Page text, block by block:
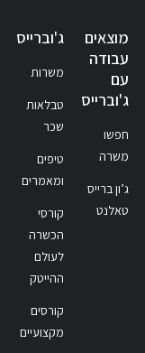
מוצאים
עבודה
עם
ג'וברייס
חפשו
משרה
ג’ון ברייס
טאלנט
ג'וברייס
משרות
טבלאות
שכר
טיפים
ומאמרים
קורסי
הכשרה
לעולם
ההייטק
קורסים
מקצועיים